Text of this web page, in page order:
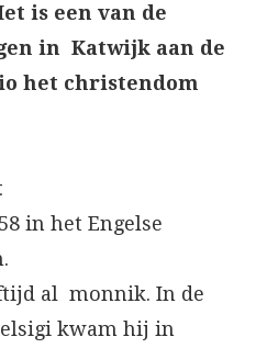
is een van de
in Katwijk aan de
het christendom
in het Engelse
al monnik. In de
kwam hij in